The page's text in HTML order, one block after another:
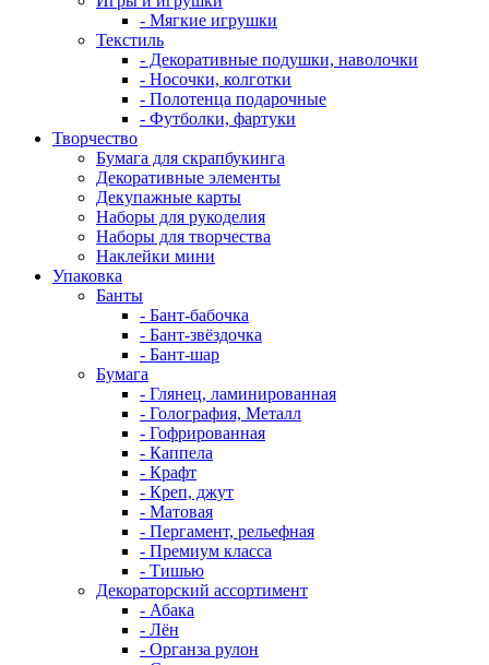
- Мягкие игрушки
Текстиль
- Декоративные подушки, наволочки
- Носочки, колготки
- Полотенца подарочные
- Футболки, фартуки
Творчество
Бумага для скрапбукинга
Декоративные элементы
Декупажные карты
Наборы для рукоделия
Наборы для творчества
Наклейки мини
Упаковка
Банты
- Бант-бабочка
- Бант-звёздочка
- Бант-шар
Бумага
- Глянец, ламинированная
- Голография, Металл
- Гофрированная
- Каппела
- Крафт
- Креп, джут
- Матовая
- Пергамент, рельефная
- Премиум класса
- Тишью
Декораторский ассортимент
- Абака
- Лён
- Органза рулон